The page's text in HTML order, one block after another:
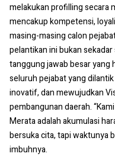
melakukan profilling secara
mencakup kompetensi,
masing-masing calon
pelantikan ini bukan
tanggung jawab besar yang
seluruh pejabat yang
inovatif, dan mewujudkan
pembangunan daerah.
Merata adalah akumulasi
bersuka cita, tapi waktunya
imbuhnya.